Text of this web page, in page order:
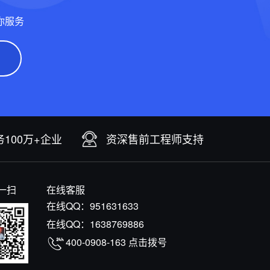
服务
100万+企业 资深售前工程师支持
扫
在线客服
在线QQ： 951631633
在线QQ： 1638769886
400-0908-163 点击拨号